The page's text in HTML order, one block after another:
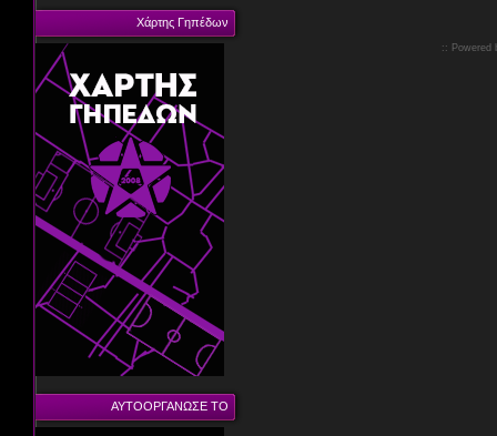
Χάρτης Γηπέδων
ΑΥΤΟΟΡΓΑΝΩΣΕ ΤΟ
:: Powered